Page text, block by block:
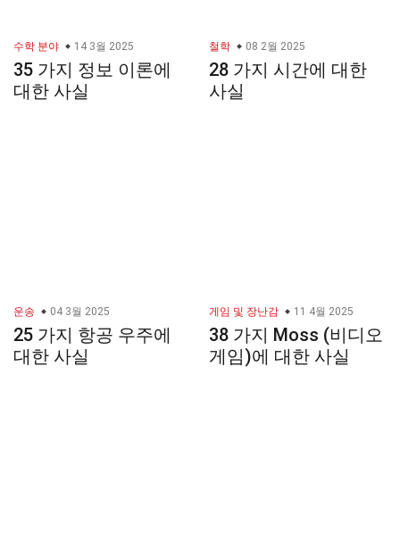
수학 분야 14 3월 2025
35 가지 정보 이론에
대한 사실
철학 08 2월 2025
28 가지 시간에 대한
사실
운송 04 3월 2025
25 가지 항공 우주에
대한 사실
게임 및 장난감 11 4월 2025
38 가지 Moss (비디오
게임)에 대한 사실